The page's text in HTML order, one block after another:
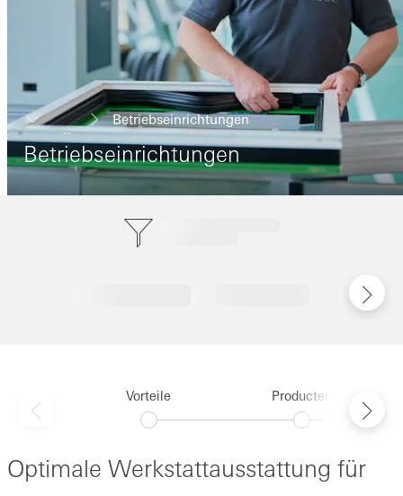
...
Betriebseinrichtungen
Betriebseinrichtungen
Vorteile Producten
Optimale Werkstattausstattung für